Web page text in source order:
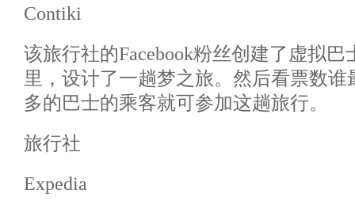
Contiki
该旅行社的Facebook粉丝创建了虚拟
里，设计了一趟梦之旅。然后看票数
多的巴士的乘客就可参加这趟旅行。
旅行社
Expedia